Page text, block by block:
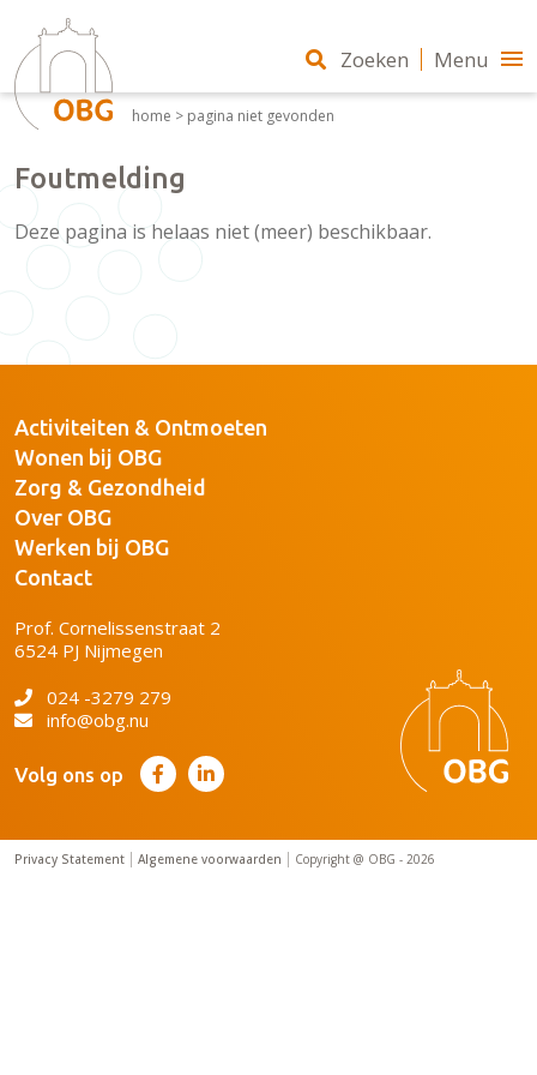
home > pagina niet gevonden
Foutmelding
Deze pagina is helaas niet (meer) beschikbaar.
Activiteiten & Ontmoeten
Wonen bij OBG
Zorg & Gezondheid
Over OBG
Werken bij OBG
Contact
Prof. Cornelissenstraat 2
6524 PJ Nijmegen
024 -3279 279
info@obg.nu
Volg ons op
Privacy Statement Algemene voorwaarden Copyright @ OBG - 2026
Zoeken Menu